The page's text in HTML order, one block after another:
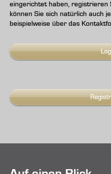
eingerichtet haben, registrieren
können Sie sich natürlich auch
beispielweise über das